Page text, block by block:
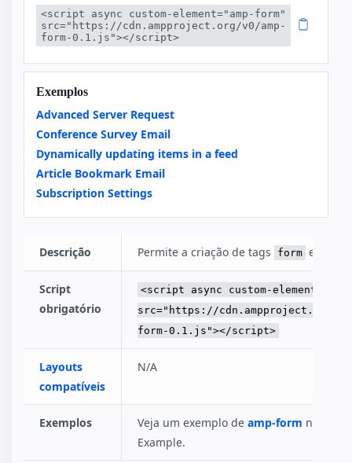
<script async custom-element="amp-form"
src="https://cdn.ampproject.org/v0/amp-
form-0.1.js"></script>
Exemplos
Advanced Server Request
Conference Survey Email
Dynamically updating items in a feed
Article Bookmark Email
Subscription Settings
Descrição Permite a criação de tags form e
Script
obrigatório
<script async custom-
src="https://cdn.ampproject.org/
form-0.1.js"></script>
Layouts
compatíveis
N/A
Exemplos Veja um exemplo de amp-form no site
Example.